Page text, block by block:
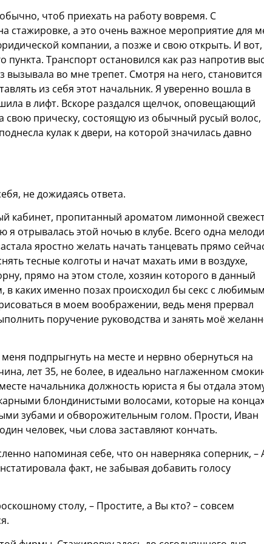
чтоб приехать на работу вовремя. С
стажировке, а это очень важное мероприятие для
компании, а позже и свою открыть. И вот,
пункта. Транспорт остановился как раз напротив
во мне трепет. Смотря на него, становится
из себя этот начальник. Я уверенно вошла в
в лифт. Вскоре раздался щелчок, оповещающий
свою прическу, состоящую из обычный русый волос,
кулак к двери, на которой значилась давно
не дожидаясь ответа.
кабинет, пропитанный ароматом лимонной
я отрывалась этой ночью в клубе. Всего одна
яростно желать начать танцевать прямо
тесные колготы и начат махать ими в воздухе,
прямо на этом столе, хозяин которого в данный
в каких именно позах происходил бы секс с любимым
в моем воображении, ведь меня прервал
поручение руководства и занять моё
меня подпрыгнуть на месте и нервно обернуться на
лет 35, не более, в идеально наглаженном
начальника должность юриста я бы отдала
блондинистыми волосами, которые на
зубами и обворожительным голом. Прости, Иван
человек, чьи слова заставляют кончать.
напоминая себе, что он наверняка соперник, –
факт, не забывая добавить голосу
столу, – Простите, а Вы кто? – совсем